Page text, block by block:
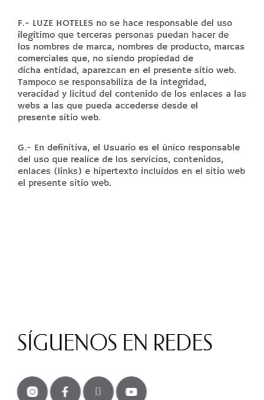
F.- LUZE HOTELES no se hace responsable del uso
ilegítimo que terceras personas puedan hacer de
los nombres de marca, nombres de producto, marcas
comerciales que, no siendo propiedad de
dicha entidad, aparezcan en el presente sitio web.
Tampoco se responsabiliza de la integridad,
veracidad y licitud del contenido de los enlaces a las
webs a las que pueda accederse desde el
presente sitio web.
G.- En definitiva, el Usuario es el único responsable
del uso que realice de los servicios, contenidos,
enlaces (links) e hipertexto incluidos en el sitio web
el presente sitio web.
SÍGUENOS EN REDES